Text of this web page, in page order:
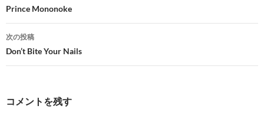
稿
ナ
ビ
ゲ
Prince Mononoke
次の投稿
Don’t Bite Your Nails
コメントを残す